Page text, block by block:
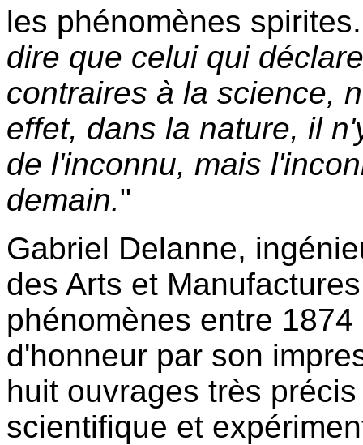
les phénomènes
dire que celui qui
contraires à la science,
effet, dans la nature, il
de l'inconnu, mais
demain."
Gabriel Delanne,
des Arts et
phénomènes entre
d'honneur par son
huit ouvrages très
scientifique et